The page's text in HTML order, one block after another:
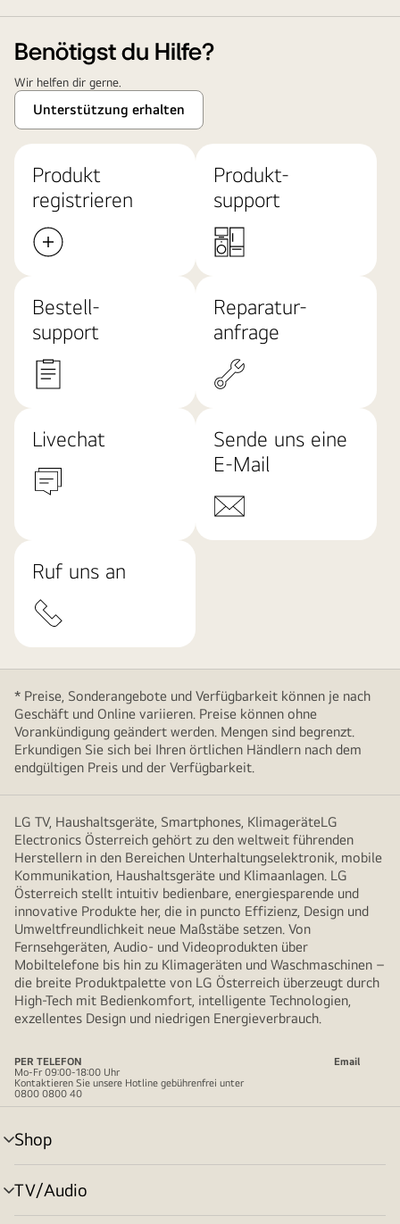
Benötigst du Hilfe?
Wir helfen dir gerne.
Unterstützung erhalten
Produkt
registrieren
Produkt-
support
Bestell-
support
Reparatur-
anfrage
Livechat
Sende uns eine
E-Mail
Ruf uns an
* Preise, Sonderangebote und Verfügbarkeit können je nach
Geschäft und Online variieren. Preise können ohne
Vorankündigung geändert werden. Mengen sind begrenzt.
Erkundigen Sie sich bei Ihren örtlichen Händlern nach dem
endgültigen Preis und der Verfügbarkeit.
LG TV, Haushaltsgeräte, Smartphones, KlimageräteLG
Electronics Österreich gehört zu den weltweit führenden
Herstellern in den Bereichen Unterhaltungselektronik, mobile
Kommunikation, Haushaltsgeräte und Klimaanlagen. LG
Österreich stellt intuitiv bedienbare, energiesparende und
innovative Produkte her, die in puncto Effizienz, Design und
Umweltfreundlichkeit neue Maßstäbe setzen. Von
Fernsehgeräten, Audio- und Videoprodukten über
Mobiltelefone bis hin zu Klimageräten und Waschmaschinen –
die breite Produktpalette von LG Österreich überzeugt durch
High-Tech mit Bedienkomfort, intelligente Technologien,
exzellentes Design und niedrigen Energieverbrauch.
PER TELEFON
Email
Mo-Fr 09:00-18:00 Uhr
Kontaktieren Sie unsere Hotline gebührenfrei unter
0800 0800 40
Shop
Menü
umschalten
TV/Audio
Menü
umschalten